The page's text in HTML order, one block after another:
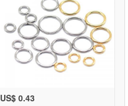
US$ 0.43